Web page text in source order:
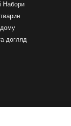
Набори
догляд